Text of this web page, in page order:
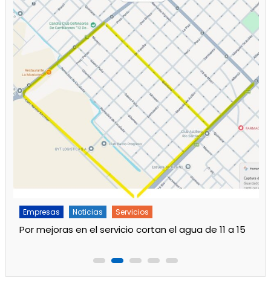
Noticias Servicios
Barrio de Punta Lara hoy sin luz hasta las 17